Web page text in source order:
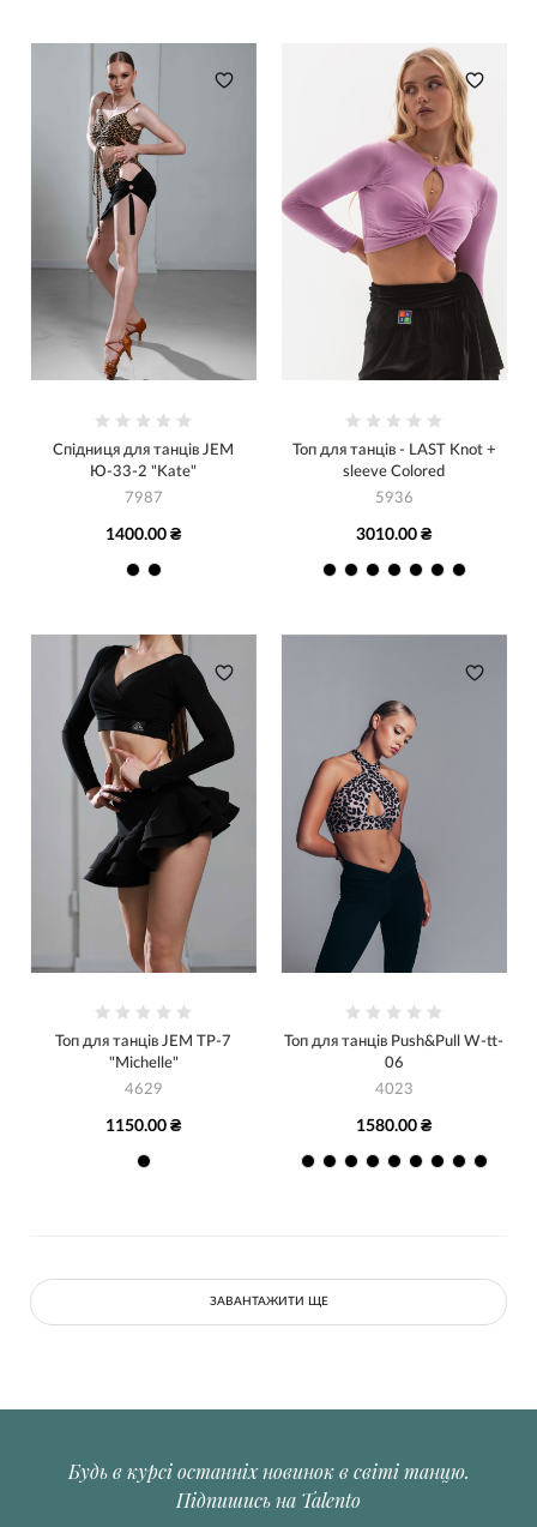
Спідниця для танців JEM
Ю-33-2 "Kate"
7987
1400.00 ₴
Топ для танців - LAST Knot +
sleeve Colored
5936
3010.00 ₴
Топ для танців JEM ТР-7
"Michelle"
4629
1150.00 ₴
Топ для танців Push&Pull W-tt-
06
4023
1580.00 ₴
ЗАВАНТАЖИТИ ЩЕ
Будь в курсі останніх новинок в світі танцю.
Підпишись на Talento